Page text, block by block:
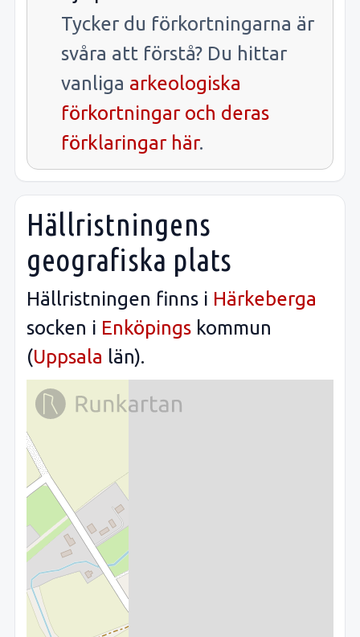
Tycker du förkortningarna är
svåra att förstå? Du hittar
vanliga arkeologiska
förkortningar och deras
förklaringar här.
Hällristningens
geografiska plats
Hällristningen finns i Härkeberga
socken i Enköpings kommun
(Uppsala län).